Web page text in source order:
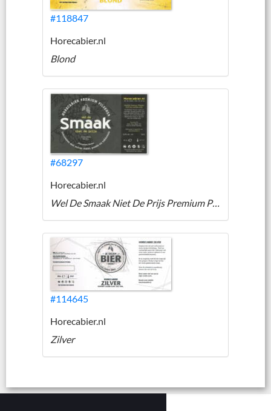
#118847
Horecabier.nl
Blond
#68297
Horecabier.nl
Wel De Smaak Niet De Prijs Premium Pilsener
#114645
Horecabier.nl
Zilver